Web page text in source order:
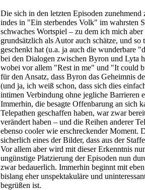
Die sich in den letzten Episoden
indes in "Ein sterbendes Volk" im wahrsten
schwaches Wortspiel – zu dem ich mich
grundsätzlich als Autor auch schätze, und
geschenkt hat (u.a. ja auch die wunderbare
bei den Dialogen zwischen Byron und Lyta
wobei vor allem "Rest in me" und "It could
für den Ansatz, dass Byron das Geheimnis
(und ja, ich weiß schon, dass sich dies
intimen Verbindung ohne jegliche Barrieren
Immerhin, die besagte Offenbarung an sich
Telepathen geschaffen haben, war zwar
verändert haben – und die Reihen anderer
ebenso cooler wie erschreckender Moment.
sicherlich eines der Bilder, dass aus der
Vor allem aber wird mit dieser Erkenntnis
ungünstige Platzierung der Episoden nun
zwar bedauerlich. Immerhin beginnt mit
bislang eher unspektakuläre und
begrüßen ist.